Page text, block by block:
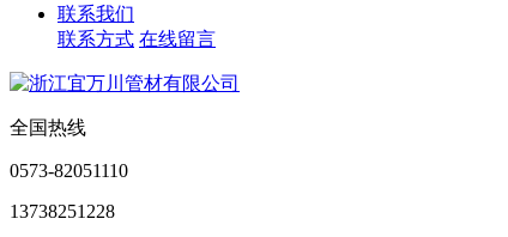
联系我们
联系方式 在线留言
全国热线
0573-82051110
13738251228